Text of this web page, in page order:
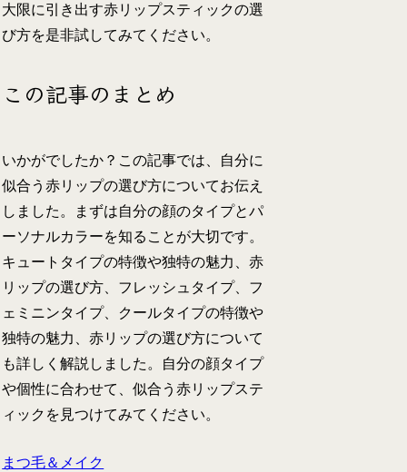
大限に引き出す赤リップスティックの選
び方を是非試してみてください。
この記事のまとめ
いかがでしたか？この記事では、自分に
似合う赤リップの選び方についてお伝え
しました。まずは自分の顔のタイプとパ
ーソナルカラーを知ることが大切です。
キュートタイプの特徴や独特の魅力、赤
リップの選び方、フレッシュタイプ、フ
ェミニンタイプ、クールタイプの特徴や
独特の魅力、赤リップの選び方について
も詳しく解説しました。自分の顔タイプ
や個性に合わせて、似合う赤リップステ
ィックを見つけてみてください。
まつ毛＆メイク